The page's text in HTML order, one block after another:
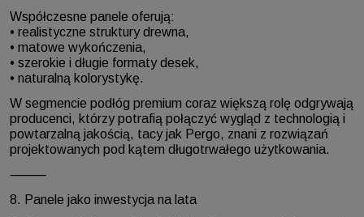
Współczesne panele oferują:
• realistyczne struktury drewna,
• matowe wykończenia,
• szerokie i długie formaty desek,
• naturalną kolorystykę.
W segmencie podłóg premium coraz większą rolę odgrywają
producenci, którzy potrafią połączyć wygląd z technologią i
powtarzalną jakością, tacy jak Pergo, znani z rozwiązań
projektowanych pod kątem długotrwałego użytkowania.
⸻
8. Panele jako inwestycja na lata